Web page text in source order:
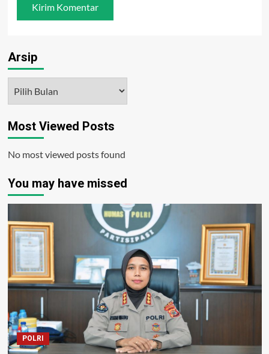
Arsip
Most Viewed Posts
No most viewed posts found
You may have missed
POLRI